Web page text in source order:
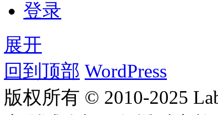
登录
展开
回到顶部 WordPress
版权所有 © 2010-2025